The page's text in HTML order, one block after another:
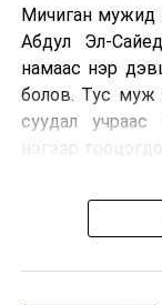
мөргөлдөөнд
Мичиган мужид
Абдул Эл-
намаас нэр
болов. Тус муж
суудал учраас
нэгээр
Миссури
өрсөлдөөнд